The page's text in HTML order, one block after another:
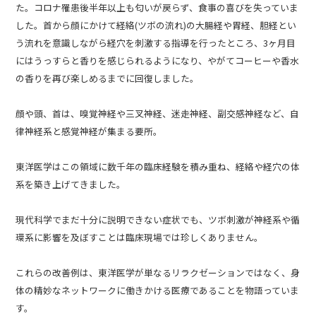
た。コロナ罹患後半年以上も匂いが戻らず、食事の喜びを失っていま
した。首から顔にかけて経絡(ツボの流れ)の大腸経や胃経、胆経とい
う流れを意識しながら経穴を刺激する指導を行ったところ、3ヶ月目
にはうっすらと香りを感じられるようになり、やがてコーヒーや香水
の香りを再び楽しめるまでに回復しました。
顔や頭、首は、嗅覚神経や三叉神経、迷走神経、副交感神経など、自
律神経系と感覚神経が集まる要所。
東洋医学はこの領域に数千年の臨床経験を積み重ね、経絡や経穴の体
系を築き上げてきました。
現代科学でまだ十分に説明できない症状でも、ツボ刺激が神経系や循
環系に影響を及ぼすことは臨床現場では珍しくありません。
これらの改善例は、東洋医学が単なるリラクゼーションではなく、身
体の精妙なネットワークに働きかける医療であることを物語っていま
す。